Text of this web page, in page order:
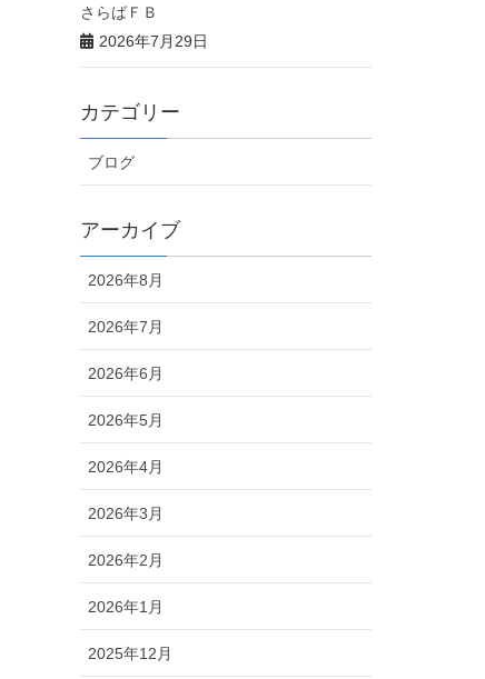
さらばＦＢ
2026年7月29日
カテゴリー
ブログ
アーカイブ
2026年8月
2026年7月
2026年6月
2026年5月
2026年4月
2026年3月
2026年2月
2026年1月
2025年12月